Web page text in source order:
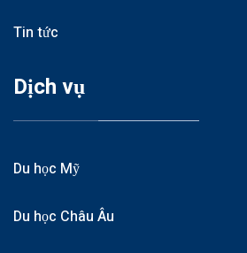
Tin tức
Dịch vụ
Du học Mỹ
Du học Châu Âu